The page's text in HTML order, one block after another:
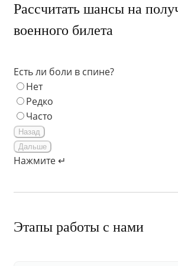
Рассчитать шансы на
военного билета
Есть ли боли в спине?
Нет
Редко
Часто
Назад
Дальше
Нажмите ↵
Этапы работы с нами